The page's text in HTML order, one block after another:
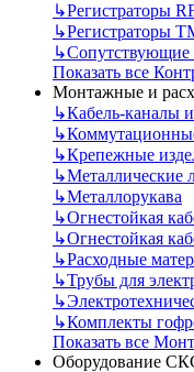
↳Регистраторы
↳Регистраторы
↳Сопутствующие
Показать все
Монтажные и
↳Кабель-каналы
↳
↳Крепежные
↳Металлические
↳Металлорукава
↳Огнестойкая
↳Огнестойкая
↳Расходные
↳Трубы для
↳
↳Комплекты
Показать все
Оборудование